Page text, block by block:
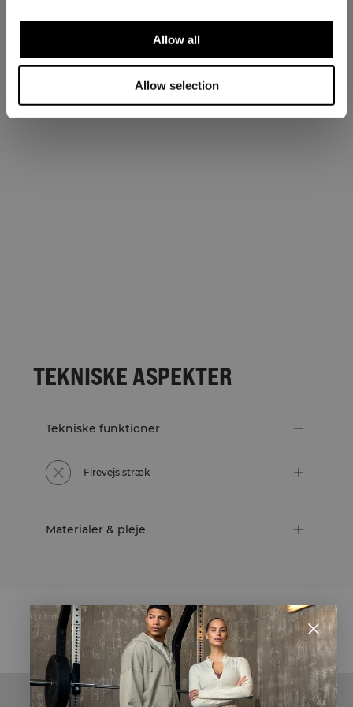
Allow all
Allow selection
TEKNISKE ASPEKTER
Tekniske funktioner
Firevejs stræk
Materialer & pleje
STYLE WITH